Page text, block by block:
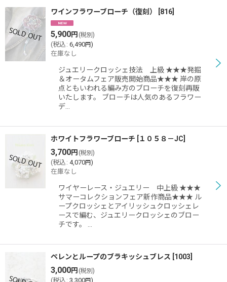
ワインフラワーブローチ（復刻） 816
5,900円 (税別)
(税込 : 6,490円)
在庫なし
ジュエリークロッシェ技法 上級 ★★★発掘
＆オータムフェア販売開始商品★★★ 岸の原
点ともいわれる編み方のブローチを復刻再販
いたします。 ブローチは人気のあるフラワー
デ…
ホワイトフラワーブローチ １０５８－JC
3,700円 (税別)
(税込 : 4,070円)
在庫なし
ワイヤーレース・ジュエリー 中上級 ★★★
サマーコレクションフェア新作商品★★★ ル
ープクロッシェとアイリッシュクロッシェレ
ースで編む、ジュエリークロッシェのブロー
チです。 …
ペレンとループのブラキッシュブレス 1003
3,000円 (税別)
(税込 : 3,300
)